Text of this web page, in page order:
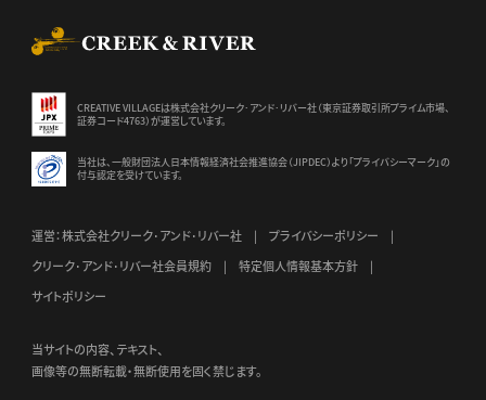
CREATIVE VILLAGEは株式会社クリーク･アンド･リバー社（東京証券取引所プライム市場、
証券コード4763）が運営しています。
当社は、一般財団法人日本情報経済社会推進協会（JIPDEC）より 「プライバシーマーク」の
付与認定を受けています。
運営：株式会社クリーク･アンド･リバー社
プライバシーポリシー
クリーク･アンド･リバー社会員規約
特定個人情報基本方針
サイトポリシー
当サイトの内容、テキスト、
画像等の無断転載・無断使用を固く禁じます。